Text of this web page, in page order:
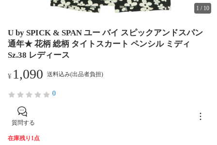
1 / 10
U by SPICK & SPAN ユー バイ スピックアンドスパン
通年★ 花柄 総柄 タイトスカート ペンシル ミディ
Sz.38 レディース
¥ 1,090 送料込み(出品者負担)
0
質問する
在庫残り1点